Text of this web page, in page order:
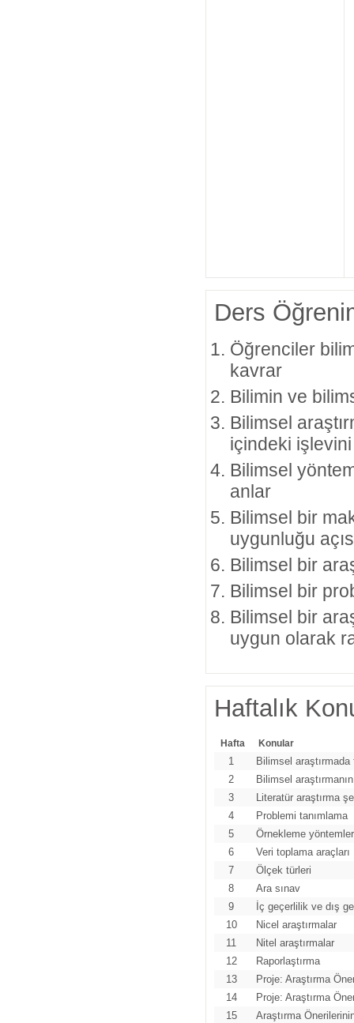
Ders
Öğrenciler
kavrar
Bilimin ve
Bilimsel
içindeki
Bilimsel
anlar
Bilimsel bir
uygunluğu
Bilimsel bir
Bilimsel bir
Bilimsel bir
uygun olarak
Haftalık
Hafta Konular
1
Bilimsel
2
Bilimsel
3
Literatür araştırma
4
Problemi tanımlama
5
Örnekleme
6
Veri toplama araçları
7
Ölçek türleri
8
Ara sınav
9
İç geçerlilik ve dış
10
Nicel araştırmalar
11
Nitel araştırmalar
12
Raporlaştırma
13
Proje: Araştırma
14
Proje: Araştırma
15
Araştırma